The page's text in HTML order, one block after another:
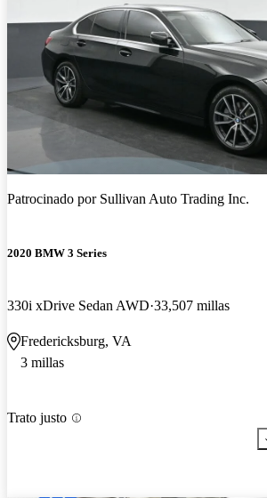
Patrocinado por Sullivan Auto Trading Inc.
2020 BMW 3 Series
330i xDrive Sedan AWD 33,507 millas
Fredericksburg, VA
3 millas
Trato justo